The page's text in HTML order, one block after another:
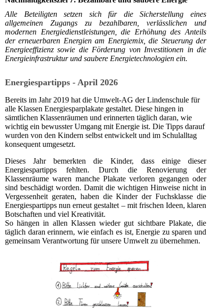
Alle Beteiligten setzen sich für die Sicherstellung eines
allgemeinen Zugangs zu bezahlbaren, verlässlichen und
modernen Energiedienstleistungen, die Erhöhung des Anteils
der erneuerbaren Energien am Energiemix, die Steuerung der
Energieeffizienz sowie die Förderung von Investitionen in die
Energieinfrastruktur und saubere Energietechnologien ein.
Energiespartipps - April 2026
Bereits im Jahr 2019 hat die Umwelt‑AG der Lindenschule für
alle Klassen Energiesparplakate gestaltet. Diese hingen in
sämtlichen Klassenräumen und erinnerten täglich daran, wie
wichtig ein bewusster Umgang mit Energie ist. Die Tipps darauf
wurden von den Kindern selbst entwickelt und im Schulalltag
konsequent umgesetzt.
Dieses Jahr bemerkten die Kinder, dass einige dieser
Energiespartipps fehlten. Durch die Renovierung der
Klassenräume waren manche Plakate verloren gegangen oder
sind beschädigt worden. Damit die wichtigen Hinweise nicht in
Vergessenheit geraten, haben die Kinder der Fuchsklasse die
Energiespartipps nun erneut gestaltet – mit frischen Ideen, klaren
Botschaften und viel Kreativität.
So hängen in allen Klassen wieder gut sichtbare Plakate, die
täglich daran erinnern, wie einfach es ist, Energie zu sparen und
gemeinsam Verantwortung für unsere Umwelt zu übernehmen.